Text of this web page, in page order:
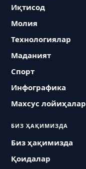
Иқтисод
Молия
Технологиялар
Маданият
Спорт
Инфографика
Махсус лойиҳалар
БИЗ ҲАҚИМИЗДА
Биз ҳақимизда
Қоидалар